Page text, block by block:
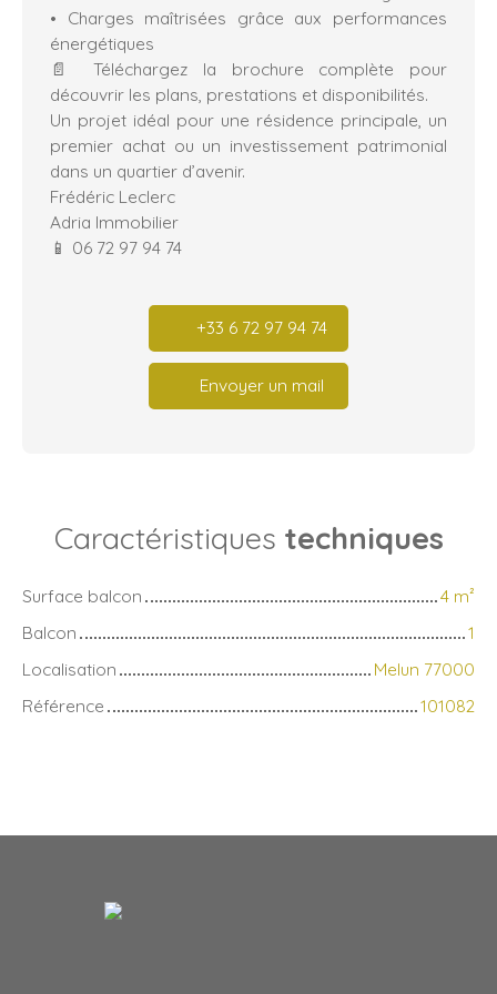
Charges maîtrisées grâce aux performances
énergétiques
📄 Téléchargez la brochure complète pour
découvrir les plans, prestations et disponibilités.
Un projet idéal pour une résidence principale, un
premier achat ou un investissement patrimonial
dans un quartier d’avenir.
Frédéric Leclerc
Adria Immobilier
📱 06 72 97 94 74
+33 6 72 97 94 74
Envoyer un mail
Caractéristiques techniques
Surface balcon 4 m²
Balcon
1
Localisation
Melun 77000
Référence
101082